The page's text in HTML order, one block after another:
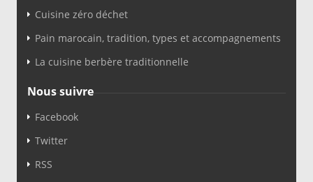
Cuisine zéro déchet
Pain marocain, tradition, types et accompagnements
La cuisine berbère traditionnelle
Nous suivre
Facebook
Twitter
RSS